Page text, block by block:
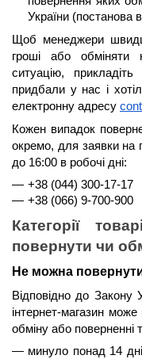
України (постанова
Щоб менеджери
гроші або обміняти
ситуацію,
придбали у нас і
електронну адресу
Кожен випадок
окремо, для заявки на
до 16:00 в робочі дні:
+38 (044) 300-17-17
+38 (066) 9-700-900
Категорії
повернути чи
Не можна
Відповідно до Закону
інтернет-магазин
обміну або поверненні
минуло понад 14